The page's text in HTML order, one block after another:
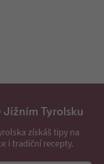
Tyrolsku
získáš tipy na
i tradiční recepty.